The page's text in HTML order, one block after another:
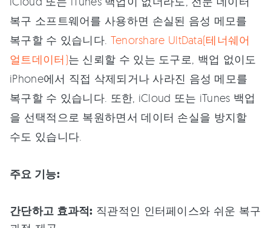
복구 소프트웨어를 사용하면 손실된 음성 메모를
복구할 수 있습니다. Tenorshare UltData(테너쉐어
얼트데이터)는 신뢰할 수 있는 도구로, 백업 없이도
iPhone에서 직접 삭제되거나 사라진 음성 메모를
복구할 수 있습니다. 또한, iCloud 또는 iTunes 백업
을 선택적으로 복원하면서 데이터 손실을 방지할
수도 있습니다.
주요 기능:
간단하고 효과적: 직관적인 인터페이스와 쉬운 복구